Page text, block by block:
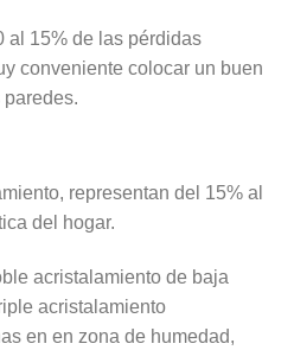
al 15% de las pérdidas
conveniente colocar un buen
representan del 15% al
del hogar.
acristalamiento de baja
acristalamiento
en en zona de humedad,